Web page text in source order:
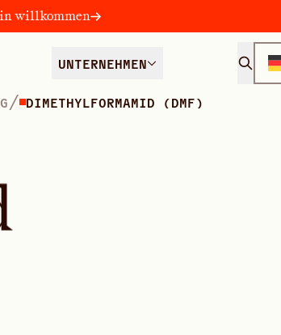
willkommen
UNTERNEHMEN
/ DIMETHYLFORMAMID (DMF)